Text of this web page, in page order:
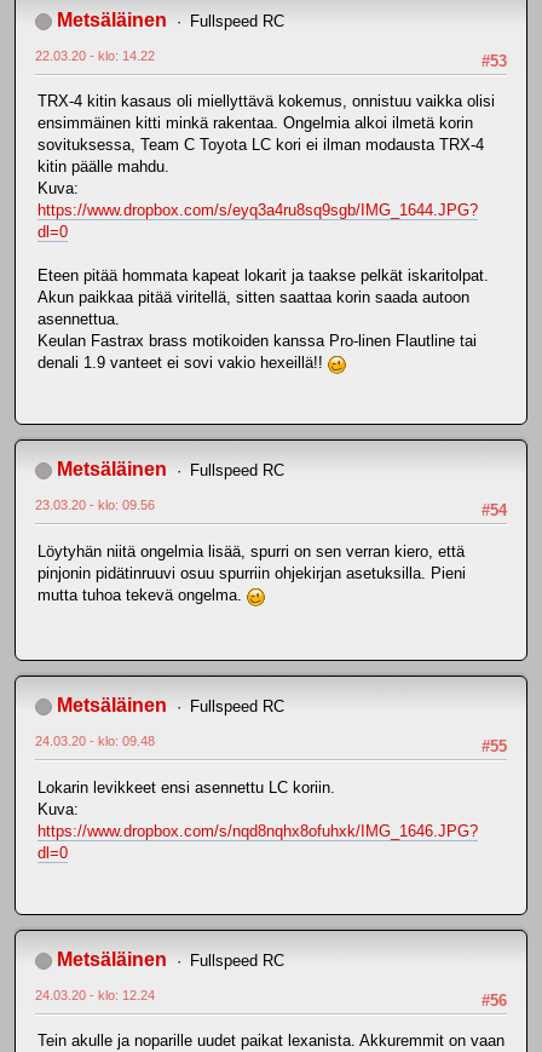
Metsäläinen Fullspeed RC
#53
22.03.20 - klo: 14.22
TRX-4 kitin kasaus oli miellyttävä kokemus, onnistuu vaikka olisi
ensimmäinen kitti minkä rakentaa. Ongelmia alkoi ilmetä korin
sovituksessa, Team C Toyota LC kori ei ilman modausta TRX-4
kitin päälle mahdu.
Kuva:
https://www.dropbox.com/s/eyq3a4ru8sq9sgb/IMG_1644.JPG?
dl=0
Eteen pitää hommata kapeat lokarit ja taakse pelkät iskaritolpat.
Akun paikkaa pitää viritellä, sitten saattaa korin saada autoon
asennettua.
Keulan Fastrax brass motikoiden kanssa Pro-linen Flautline tai
denali 1.9 vanteet ei sovi vakio hexeillä!!
Metsäläinen Fullspeed RC
#54
23.03.20 - klo: 09.56
Löytyhän niitä ongelmia lisää, spurri on sen verran kiero, että
pinjonin pidätinruuvi osuu spurriin ohjekirjan asetuksilla. Pieni
mutta tuhoa tekevä ongelma.
Metsäläinen Fullspeed RC
#55
24.03.20 - klo: 09.48
Lokarin levikkeet ensi asennettu LC koriin.
Kuva:
https://www.dropbox.com/s/nqd8nqhx8ofuhxk/IMG_1646.JPG?
dl=0
Metsäläinen Fullspeed RC
#56
24.03.20 - klo: 12.24
Tein akulle ja noparille uudet paikat lexanista. Akkuremmit on vaan